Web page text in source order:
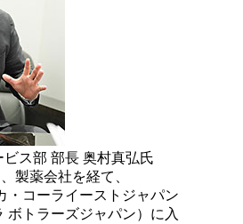
ス部 部長 奥村真弘氏
製薬会社を経て、
・コーライーストジャパン
ボトラーズジャパン）に入